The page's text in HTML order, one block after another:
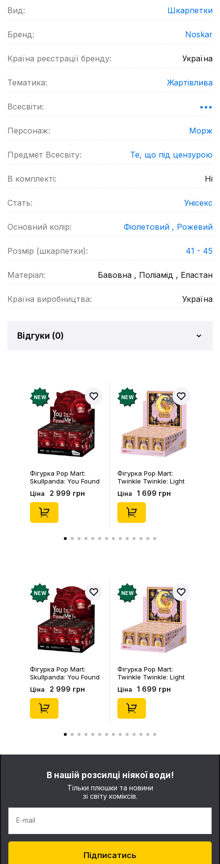
Вид: Шкарпетки
Бренд: Noskar
Країна реєстрації бренду: Україна
Тематика: Жартівлива
Всесвіти: •••
Персонаж: Морж
Предмет Всесвіту: Те, що під цензурою
В комплекті: Ні
Стать: Унісекс
Основний колір: Фіолетовий , Рожевий
Розмір (шкарпетки): 41 - 45
Матеріал: Бавовна , Поліамід , Еластан
Країна виробництва: Україна
Відгуки (0)
Додайте відгук і отримайте 50 грн на свій
рахунок
Залишити відгук
NEW
Фігурка Pop Mart:
Skullpanda: You Found
Me!: Plush Doll Pendant
Series (Blind Box: 1 з
10) (Secret Edition),
(29347)
Ціна 2 999 грн
NEW
Фігурка Pop Mart:
Twinkle Twinkle: Light
Up: Scene Sets Series
(Blind Box: 1 з 10)
(Secret Edition),
(21372)
Ціна 1 699 грн
NEW
Фігурка Pop Mart:
Skullpanda: You Found
Me!: Plush Doll Pendant
Series (Blind Box: 1 з
10) (Secret Edition),
(29347)
Ціна 2 999 грн
NEW
Фігурка Pop Mart:
Twinkle Twinkle: Light
Up: Scene Sets Series
(Blind Box: 1 з 10)
(Secret Edition),
(21372)
Ціна 1 699 грн
В нашій розсилці ніякої води!
Тільки плюшки та новини
зі світу коміксів.
E-mail
Підписатись